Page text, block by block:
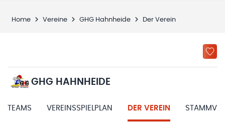
Home Vereine GHG Hahnheide Der Verein
GHG HAHNHEIDE
TEAMS VEREINSSPIELPLAN DER VEREIN